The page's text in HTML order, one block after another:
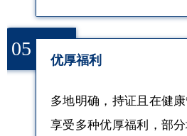
05
优厚福利
多地明确，持证且在健
享受多种优厚福利，部